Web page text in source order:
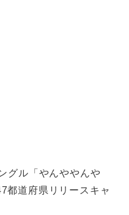
グル「やんややんや
道府県リリースキャ